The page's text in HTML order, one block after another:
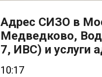
Адрес СИЗО в
Медведково,
7, ИВС) и услуги
10:17